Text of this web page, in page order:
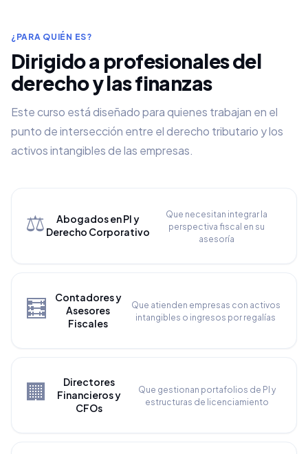
¿PARA QUIÉN ES?
Dirigido a profesionales del
derecho y las finanzas
Este curso está diseñado para quienes trabajan en el
punto de intersección entre el derecho tributario y los
activos intangibles de las empresas.
⚖️
Abogados en PI y
Derecho Corporativo
Que necesitan integrar la
perspectiva fiscal en su
asesoría
🧮
Contadores y
Asesores
Fiscales
Que atienden empresas con activos
intangibles o ingresos por regalías
🏢
Directores
Financieros y
CFOs
Que gestionan portafolios de PI y
estructuras de licenciamiento